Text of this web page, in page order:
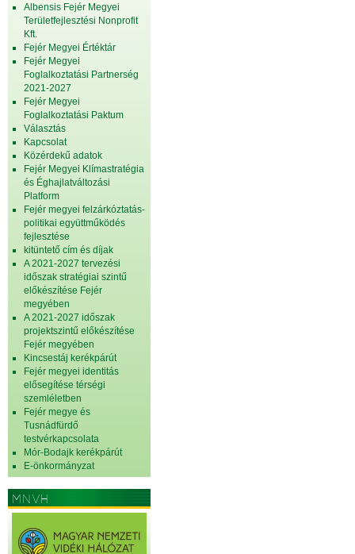
Albensis Fejér Megyei
Területfejlesztési Nonprofit
Kft.
Fejér Megyei Értéktár
Fejér Megyei
Foglalkoztatási Partnerség
2021-2027
Fejér Megyei
Foglalkoztatási Paktum
Választás
Kapcsolat
Közérdekű adatok
Fejér Megyei Klímastratégia
és Éghajlatváltozási
Platform
Fejér megyei felzárkóztatás-
politikai együttműködés
fejlesztése
kitüntető cím és díjak
A 2021-2027 tervezési
időszak stratégiai szintű
előkészítése Fejér
megyében
A 2021-2027 időszak
projektszintű előkészítése
Fejér megyében
Kincsestáj kerékpárút
Fejér megyei identitás
elősegítése térségi
szemléletben
Fejér megye és
Tusnádfürdő
testvérkapcsolata
Mór-Bodajk kerékpárút
E-önkormányzat
MNVH